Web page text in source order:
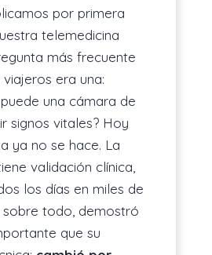
por primera
telemedicina
más frecuente
era una:
una cámara de
signos vitales? Hoy
ya no se hace. La
validación clínica,
los días en miles de
sobre todo, demostró
que su